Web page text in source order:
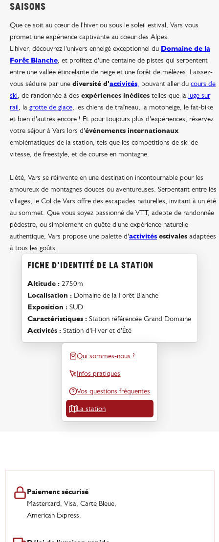
SAISONS
Que ce soit au cœur de l'hiver ou sous le soleil estival, Vars vous
promet une expérience captivante au coeur des Alpes.
L'hiver, découvrez l'univers enneigé exceptionnel du Domaine de la
Forêt Blanche, et profitez d'une centaine de pistes qui serpentent
entre une vallée étincelante de neige et une forêt de mélèzes. Laissez-
vous séduire par une diversité d'activités, pouvant aller du cours de
ski, de randonnée à des expériences inédites telles que la luge sur
rail, la grotte de glace, les chiens de traîneau, la motoneige, le fat-bike
et bien d'autres encore ! Et pour toujours plus d'expériences, réservez
votre séjour à Vars lors d'événements internationaux
emblématiques de la station, tels que les compétitions de ski de
vitesse, de freestyle, et de course en montagne.
L'été, Vars se réinvente en une destination incontournable pour les
amoureux de montagnes douces ou aventureuses. Serpentant entre les
villages, le Col de Vars offre des escapades naturelles, invitant à un été
au sommet. Que vous soyez passionné de VTT, adepte de randonnée
pédestre, ou simplement en quête d'une expérience naturelle
authentique, Vars propose une palette d'activités estivales adaptées
à tous les goûts.
fiche d'identité de la station
Altitude :2750m
Localisation : Domaine de la Forêt Blanche
Exposition : SUD
Caractéristiques : Station référencée Grand Domaine
Activités : Station d'Hiver et d'Été
Qui sommes-nous ?
Infos pratiques
Vos questions fréquentes
La station
Paiement sécurisé
Mastercard, Visa, Carte Bleue,
American Express.